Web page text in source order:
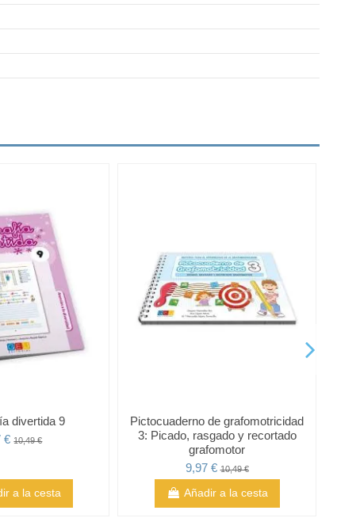
divertida 9
€10,49 €
a la cesta
Pictocuaderno de grafomotricidad
3: Picado, rasgado y recortado
grafomotor
9,97 €10,49 €
Añadir a la cesta